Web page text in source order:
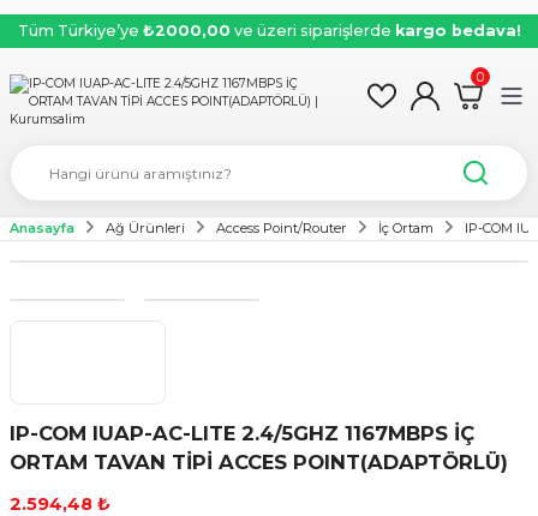
Tüm Türkiye’ye ₺2000,00 ve üzeri siparişlerde kargo bedava!
0
Anasayfa Ağ Ürünleri Access Point/Router İç Ortam IP-COM
IP-COM IUAP-AC-LITE 2.4/5GHZ 1167MBPS İÇ
ORTAM TAVAN TİPİ ACCES POINT(ADAPTÖRLÜ)
2.594,48 ₺